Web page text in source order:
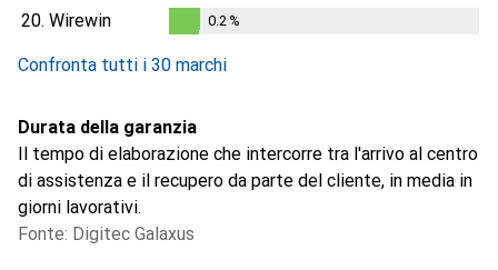
0.2%
20. Wirewin 0.2%
Confronta tutti i 30 marchi
Durata della garanzia
Il tempo di elaborazione che intercorre tra l'arrivo al centro
di assistenza e il recupero da parte del cliente, in media in
giorni lavorativi.
Fonte: Digitec Galaxus